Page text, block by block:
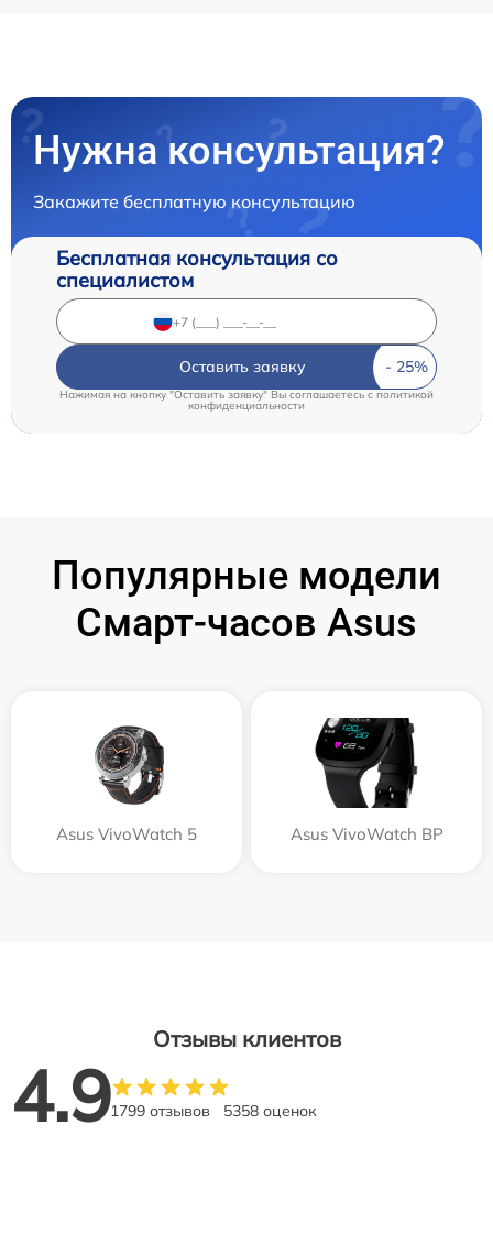
Нужна консультация?
Закажите бесплатную консультацию
Бесплатная консультация со
специалистом
Оставить заявку
Нажимая на кнопку "Оставить заявку" Вы соглашаетесь c политикой
конфиденциальности
Популярные модели
Смарт-часов Asus
Asus VivoWatch 5 Asus VivoWatch BP
Отзывы клиентов
4.91799 отзывов 5358 оценок